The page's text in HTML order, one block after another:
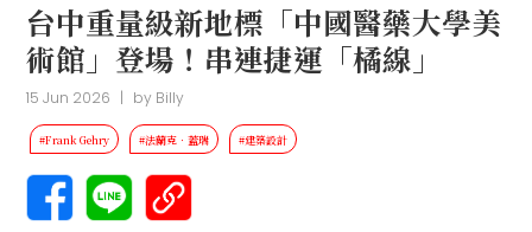
台中重量級新地標「中國醫藥大學美
術館」登場！串連捷運「橘線」
15 Jun 2026 | by Billy
#Frank Gehry #法蘭克．蓋瑞 #建築設計